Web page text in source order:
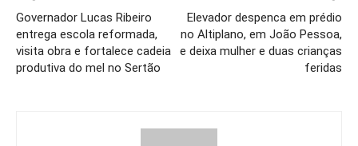
Governador Lucas Ribeiro
entrega escola reformada,
visita obra e fortalece cadeia
produtiva do mel no Sertão
Elevador despenca em prédio
no Altiplano, em João Pessoa,
e deixa mulher e duas crianças
feridas